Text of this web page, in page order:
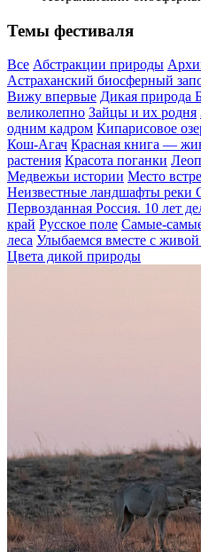
Темы фестиваля
Все Абстракции природы
Астраханский биосферный
Вижу впервые Дикая природа
великолепно Зайцы и их родня
одним кадром Кипарисовое
Кош-Агач Красная книга —
растения Красота поганки
Медвежьи истории Место
Неизвестные ландшафты реки
Первозданная Россия. 10 лет
край Русское поле Самые-
леса Улыбаемся вместе с
Цвета дикой природы